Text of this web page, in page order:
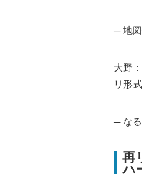
─ 地
大野
リ形
─ な
再
ハ